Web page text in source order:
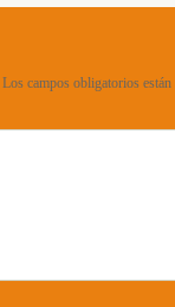
Los campos obligatorios